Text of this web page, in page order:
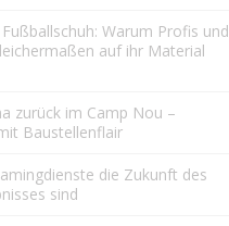
Warum Profis und
auf ihr Material
zurück im Camp Nou –
Baustellenflair
die Zukunft des
sind